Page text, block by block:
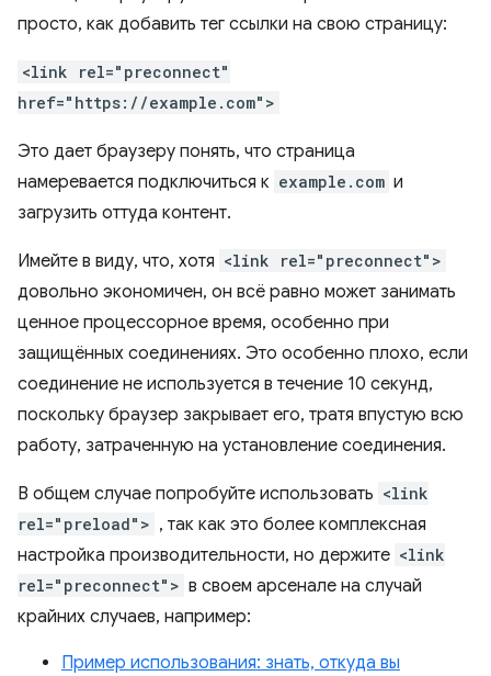
просто, как добавить тег ссылки на свою страницу:
<link rel="preconnect"
href="https://example.com">
Это дает браузеру понять, что страница
намеревается подключиться к example.com и
загрузить оттуда контент.
Имейте в виду, что, хотя <link rel="preconnect">
довольно экономичен, он всё равно может занимать
ценное процессорное время, особенно при
защищённых соединениях. Это особенно плохо, если
соединение не используется в течение 10 секунд,
поскольку браузер закрывает его, тратя впустую всю
работу, затраченную на установление соединения.
В общем случае попробуйте использовать <link
rel="preload"> , так как это более комплексная
настройка производительности, но держите <link
rel="preconnect"> в своем арсенале на случай
крайних случаев, например:
Пример использования: знать, откуда вы